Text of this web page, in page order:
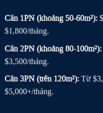
Căn 1PN (khoảng 50-60m²):
$1,800/tháng.
Căn 2PN (khoảng 80-100m²):
$3,500/tháng.
Căn 3PN (trên 120m²):Từ
$5,000+/tháng.